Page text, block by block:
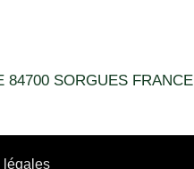
légales
SORGUES FRANCE